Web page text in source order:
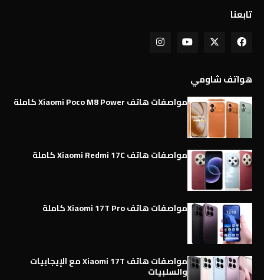
تابعنا
هواتف شاومي
مواصفات هاتف Xiaomi Poco M8 Power كاملة
مواصفات هاتف Xiaomi Redmi 17C كاملة
مواصفات هاتف Xiaomi 17T Pro كاملة
مواصفات هاتف Xiaomi 17T مع الإيجابيات
والسلبيات